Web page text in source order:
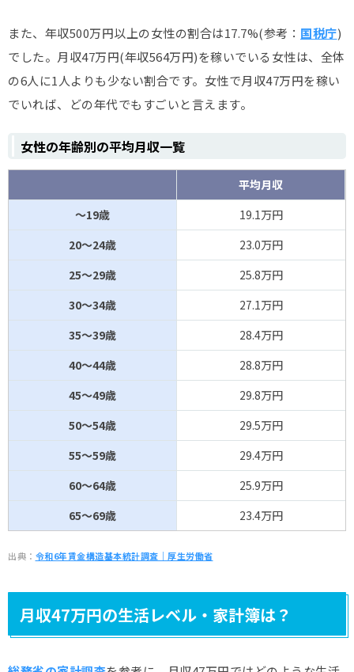
また、年収500万円以上の女性の割合は17.7%(参考： 国税庁)
でした。月収47万円(年収564万円)を稼いでいる女性は、全体
の6人に1人よりも少ない割合です。女性で月収47万円を稼い
でいれば、どの年代でもすごいと言えます。
女性の年齢別の平均月収一覧
平均月収
～19歳
19.1万円
20～24歳
23.0万円
25～29歳
25.8万円
30～34歳
27.1万円
35～39歳
28.4万円
40～44歳
28.8万円
45～49歳
29.8万円
50～54歳
29.5万円
55～59歳
29.4万円
60～64歳
25.9万円
65～69歳
23.4万円
出典： 令和6年賃金構造基本統計調査｜厚生労働省
月収47万円の生活レベル・家計簿は？